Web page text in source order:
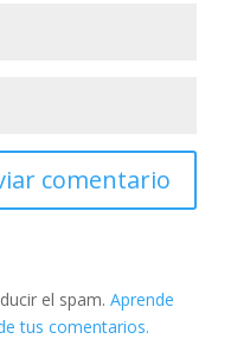
el spam. Aprende
tus comentarios.